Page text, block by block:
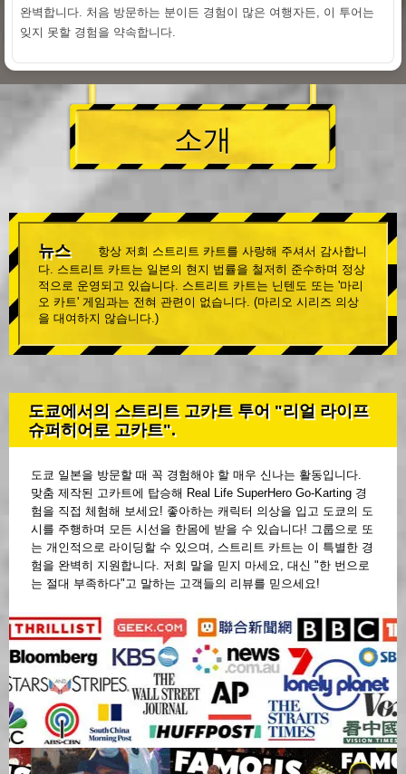
완벽합니다. 처음 방문하는 분이든 경험이 많은 여행자든, 이 투어는
잊지 못할 경험을 약속합니다.
소개
뉴스
항상 저희 스트리트 카트를 사랑해 주셔서 감사합니
다. 스트리트 카트는 일본의 현지 법률을 철저히 준수하며 정상
적으로 운영되고 있습니다. 스트리트 카트는 닌텐도 또는 '마리
오 카트' 게임과는 전혀 관련이 없습니다. (마리오 시리즈 의상
을 대여하지 않습니다.)
도쿄에서의 스트리트 고카트 투어 "리얼 라이프
슈퍼히어로 고카트".
도쿄 일본을 방문할 때 꼭 경험해야 할 매우 신나는 활동입니다.
맞춤 제작된 고카트에 탑승해 Real Life SuperHero Go-Karting 경
험을 직접 체험해 보세요! 좋아하는 캐릭터 의상을 입고 도쿄의 도
시를 주행하며 모든 시선을 한몸에 받을 수 있습니다! 그룹으로 또
는 개인적으로 라이딩할 수 있으며, 스트리트 카트는 이 특별한 경
험을 완벽히 지원합니다. 저희 말을 믿지 마세요, 대신 "한 번으로
는 절대 부족하다"고 말하는 고객들의 리뷰를 믿으세요!